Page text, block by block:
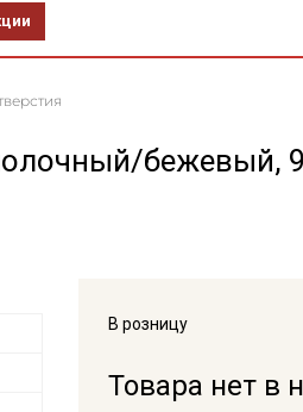
бежевый,
В розницу
Товара нет в